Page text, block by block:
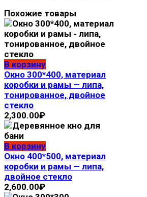
Похожие товары
В корзину
Окно 300*400, материал
коробки и рамы — липа,
тонированное, двойное
стекло
2,300.00₽
В корзину
Окно 400*500, материал
коробки и рамы — липа,
двойное стекло
2,600.00₽